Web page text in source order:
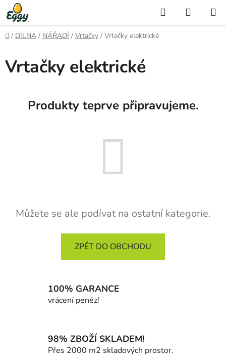
Přejít
na
obsah
Hledat
KOŠÍK
Domů
/ DÍLNA / NÁŘADÍ / Vrtačky / Vrtačky elektrické
Vrtačky elektrické
Produkty teprve připravujeme.
Můžete se ale podívat na ostatní kategorie.
ZPĚT DO OBCHODU
100% GARANCE
vrácení peněz!
98% ZBOŽÍ SKLADEM!
Přes 2000 m2 skladových prostor.